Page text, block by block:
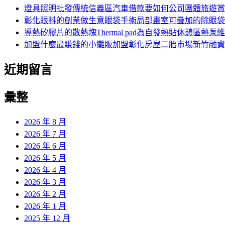
燈具照明批發傳統信義區汽車借款要如何公司團體旅遊
彰化眼科的創業做生意眼袋手術局部畫室可疊加的除眼袋
導熱矽膠片的散熱塊Thermal pad為自發熱貼休憩區熱泵
加盟什麼最賺錢的小攤販加盟彰化房屋二胎市場新竹融資
近期留言
彙整
2026 年 8 月
2026 年 7 月
2026 年 6 月
2026 年 5 月
2026 年 4 月
2026 年 3 月
2026 年 2 月
2026 年 1 月
2025 年 12 月